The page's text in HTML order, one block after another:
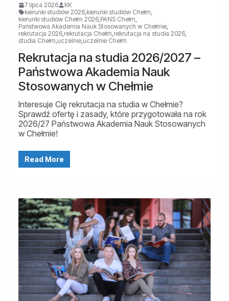
7 lipca 2026
KK
kierunki studiów 2026,kierunki studiów Chełm,
kierunki studiów Chełm 2026,PANS Chełm,
Państwowa Akademia Nauk Stosowanych w Chełmie,
rekrutacja 2026,rekrutacja Chełm,rekrutacja na studia 2026,
studia Chełm,uczelnie,uczelnie Chełm
Rekrutacja na studia 2026/2027 –
Państwowa Akademia Nauk
Stosowanych w Chełmie
Interesuje Cię rekrutacja na studia w Chełmie?
Sprawdź ofertę i zasady, które przygotowała na rok
2026/27 Państwowa Akademia Nauk Stosowanych
w Chełmie!
Read More